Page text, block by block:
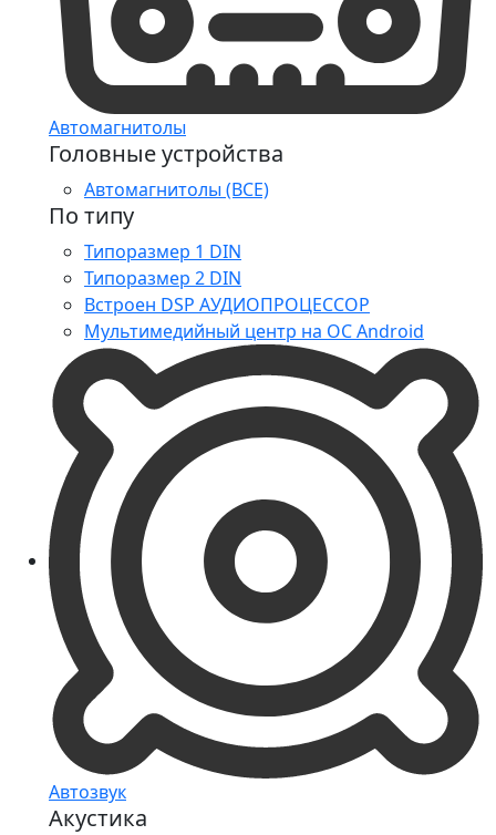
Автомагнитолы
Головные устройства
Автомагнитолы (ВСЕ)
По типу
Типоразмер 1 DIN
Типоразмер 2 DIN
Встроен DSP АУДИОПРОЦЕССОР
Мультимедийный центр на ОС Android
Автозвук
Акустика